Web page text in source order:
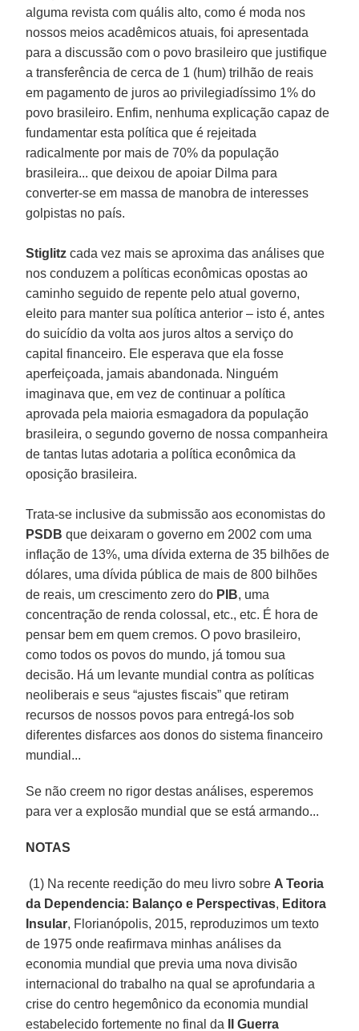
alguma revista com quális alto, como é moda nos
nossos meios acadêmicos atuais, foi apresentada
para a discussão com o povo brasileiro que justifique
a transferência de cerca de 1 (hum) trilhão de reais
em pagamento de juros ao privilegiadíssimo 1% do
povo brasileiro. Enfim, nenhuma explicação capaz de
fundamentar esta política que é rejeitada
radicalmente por mais de 70% da população
brasileira... que deixou de apoiar Dilma para
converter-se em massa de manobra de interesses
golpistas no país.
Stiglitz cada vez mais se aproxima das análises que
nos conduzem a políticas econômicas opostas ao
caminho seguido de repente pelo atual governo,
eleito para manter sua política anterior – isto é, antes
do suicídio da volta aos juros altos a serviço do
capital financeiro. Ele esperava que ela fosse
aperfeiçoada, jamais abandonada. Ninguém
imaginava que, em vez de continuar a política
aprovada pela maioria esmagadora da população
brasileira, o segundo governo de nossa companheira
de tantas lutas adotaria a política econômica da
oposição brasileira.
Trata-se inclusive da submissão aos economistas do
PSDB que deixaram o governo em 2002 com uma
inflação de 13%, uma dívida externa de 35 bilhões de
dólares, uma dívida pública de mais de 800 bilhões
de reais, um crescimento zero do PIB, uma
concentração de renda colossal, etc., etc. É hora de
pensar bem em quem cremos. O povo brasileiro,
como todos os povos do mundo, já tomou sua
decisão. Há um levante mundial contra as políticas
neoliberais e seus “ajustes fiscais” que retiram
recursos de nossos povos para entregá-los sob
diferentes disfarces aos donos do sistema financeiro
mundial...
Se não creem no rigor destas análises, esperemos
para ver a explosão mundial que se está armando...
NOTAS
(1) Na recente reedição do meu livro sobre A Teoria
da Dependencia: Balanço e Perspectivas, Editora
Insular, Florianópolis, 2015, reproduzimos um texto
de 1975 onde reafirmava minhas análises da
economia mundial que previa uma nova divisão
internacional do trabalho na qual se aprofundaria a
crise do centro hegemônico da economia mundial
estabelecido fortemente no final da
II Guerra